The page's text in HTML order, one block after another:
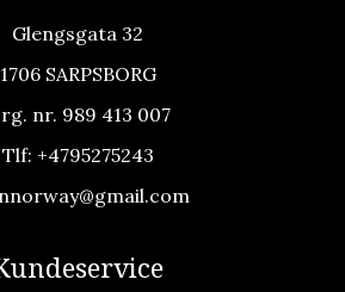
Glengsgata 32
1706 SARPSBORG
nr. 989 413 007
Tlf: +4795275243